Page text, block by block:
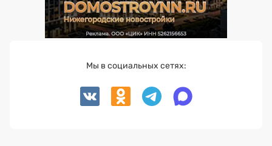
Мы в социальных сетях: